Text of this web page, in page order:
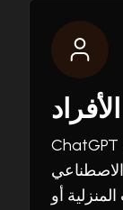
الأفراد
ChatGPT مثالي للمستخدمين الفرديين الذين
الاصطناعي
أو